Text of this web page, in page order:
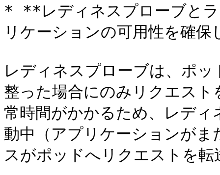
* **レディネスプローブと
リケーションの可用性を確保
レディネスプローブは、ポ
整った場合にのみリクエス
常時間がかかるため、レデ
動中（アプリケーションが
スがポッドへリクエストを